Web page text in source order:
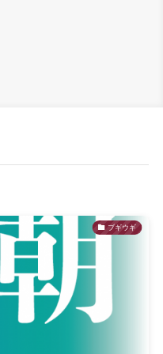
ブギウギ